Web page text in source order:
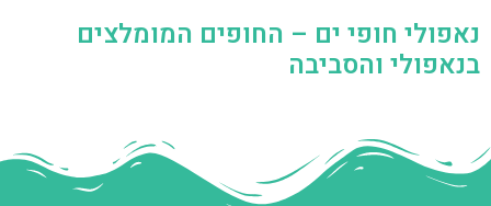
נאפולי חופי ים – החופים המומלצים
בנאפולי והסביבה